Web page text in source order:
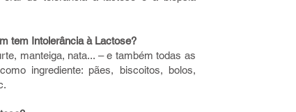
tem Intolerância à Lactose?
manteiga, nata... – e também todas as
ingrediente: pães, biscoitos, bolos,